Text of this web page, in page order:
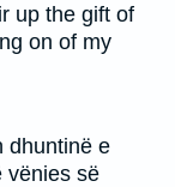
up the gift of
on of my
dhuntinë e
vënies së